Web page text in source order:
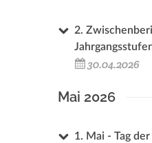
2.
30.04.2026
Mai 2026
1. Mai - Tag